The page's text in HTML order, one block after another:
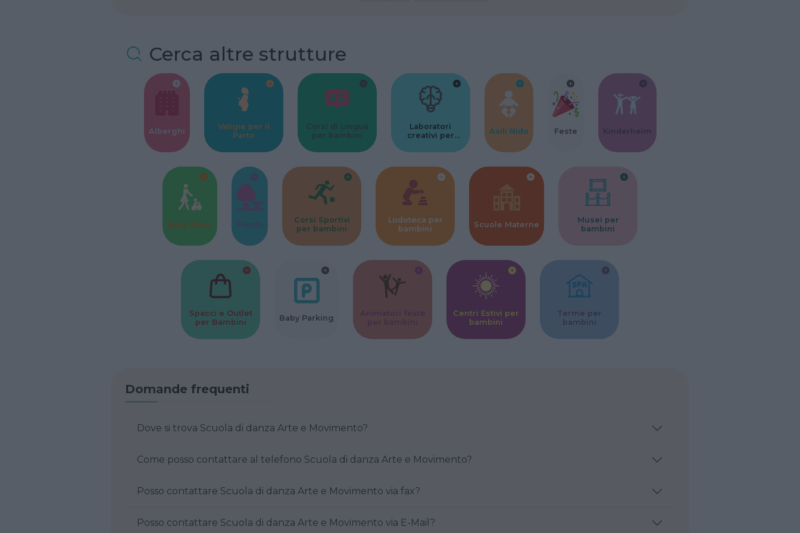
Cerca altre strutture
Alberghi
Valigie per il
Parto
Corsi di Lingua
per bambini
Laboratori
creativi per
Asili Nido Feste Kinderheim
Baby Sitter Parchi
Corsi Sportivi
per bambini
Ludoteca per
bambini
Scuole Materne
Musei per
bambini
Spacci e Outlet
per Bambini
Baby Parking
Centri Estivi per
bambini
Terme per
bambini
Domande frequenti
Dove si trova Scuola di danza Arte e Movimento?
Come posso contattare al telefono Scuola di danza Arte e Movimento?
Posso contattare Scuola di danza Arte e Movimento via fax?
Posso contattare Scuola di danza Arte e Movimento via E-Mail?